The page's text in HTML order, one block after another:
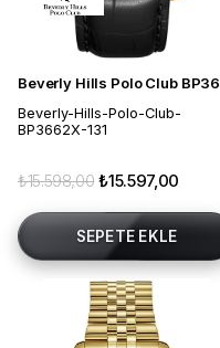
Beverly-Hills-Polo-Club-
BP3662X-131
₺15.597,00
₺15.598,00
SEPETE EKLE